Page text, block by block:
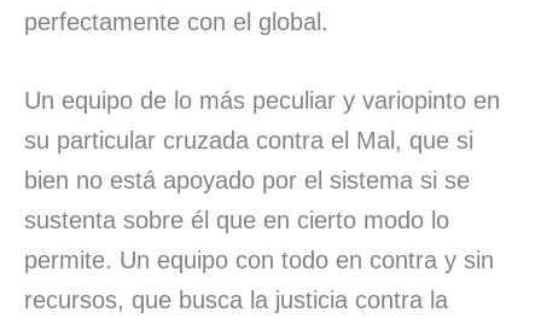
perfectamente con el global.
Un equipo de lo más peculiar y variopinto en
su particular cruzada contra el Mal, que si
bien no está apoyado por el sistema si se
sustenta sobre él que en cierto modo lo
permite. Un equipo con todo en contra y sin
recursos, que busca la justicia contra la